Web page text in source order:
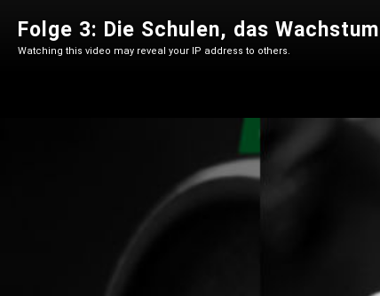
Folge 3: Die Schulen, das
Watching this video may reveal your IP address to others.